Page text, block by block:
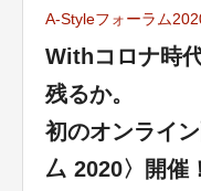
A-Styleフォーラム
Withコロナ時
残るか。
初のオンライ
厶 2020〉開催！